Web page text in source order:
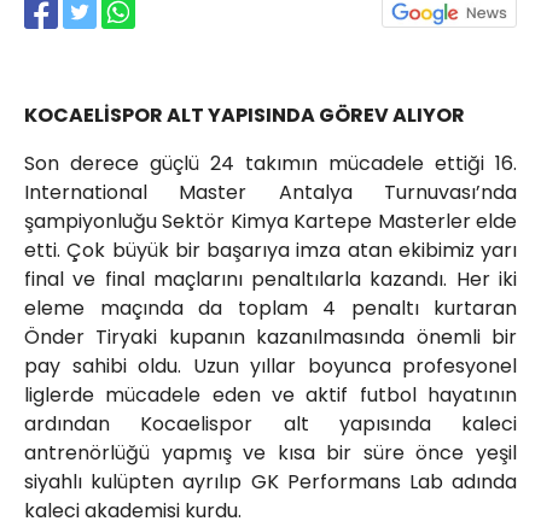
KOCAELİSPOR ALT YAPISINDA GÖREV ALIYOR
Son derece güçlü 24 takımın mücadele ettiği 16.
International Master Antalya Turnuvası’nda
şampiyonluğu Sektör Kimya Kartepe Masterler elde
etti. Çok büyük bir başarıya imza atan ekibimiz yarı
final ve final maçlarını penaltılarla kazandı. Her iki
eleme maçında da toplam 4 penaltı kurtaran
Önder Tiryaki kupanın kazanılmasında önemli bir
pay sahibi oldu. Uzun yıllar boyunca profesyonel
liglerde mücadele eden ve aktif futbol hayatının
ardından Kocaelispor alt yapısında kaleci
antrenörlüğü yapmış ve kısa bir süre önce yeşil
siyahlı kulüpten ayrılıp GK Performans Lab adında
kaleci akademisi kurdu.